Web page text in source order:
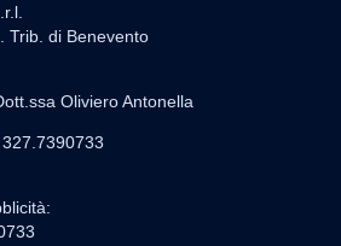
Trib. di Benevento
Oliviero Antonella